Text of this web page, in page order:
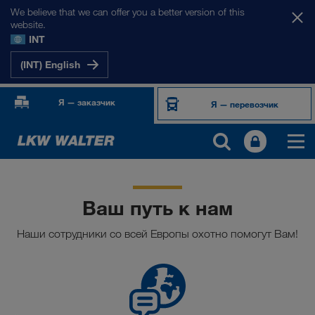
We believe that we can offer you a better version of this
website.
INT
(INT) English
Я — заказчик Я — перевозчик
Ваш путь к нам
Наши сотрудники со всей Европы охотно помогут Вам!